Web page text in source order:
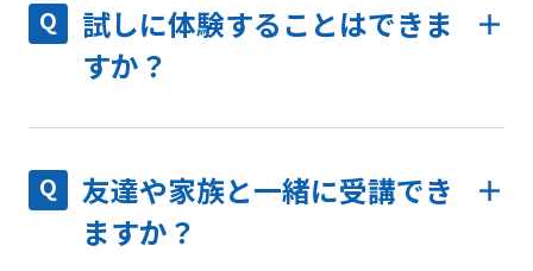
試しに体験することはできま
すか？
友達や家族と一緒に受講でき
ますか？